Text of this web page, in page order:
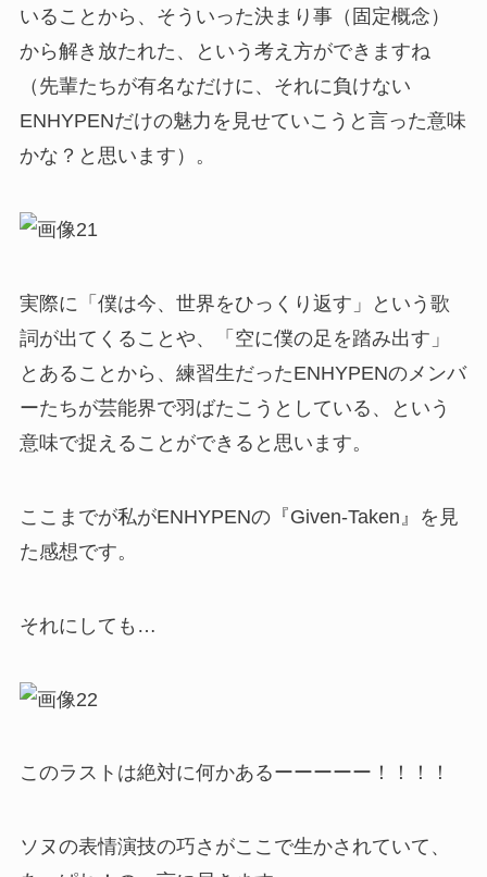
いることから、そういった決まり事（固定概念）
から解き放たれた、という考え方ができますね
（先輩たちが有名なだけに、それに負けない
ENHYPENだけの魅力を見せていこうと言った意味
かな？と思います）。
実際に「僕は今、世界をひっくり返す」という歌
詞が出てくることや、「空に僕の足を踏み出す」
とあることから、練習生だったENHYPENのメンバ
ーたちが芸能界で羽ばたこうとしている、という
意味で捉えることができると思います。
ここまでが私がENHYPENの『Given-Taken』を見
た感想です。
それにしても…
このラストは絶対に何かあるーーーーー！！！！
ソヌの表情演技の巧さがここで生かされていて、